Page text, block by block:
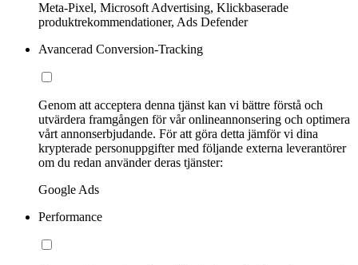
Meta-Pixel, Microsoft Advertising, Klickbaserade
produktrekommendationer, Ads Defender
Avancerad Conversion-Tracking
Genom att acceptera denna tjänst kan vi bättre förstå och
utvärdera framgången för vår onlineannonsering och optimera
vårt annonserbjudande. För att göra detta jämför vi dina
krypterade personuppgifter med följande externa leverantörer
om du redan använder deras tjänster:
Google Ads
Performance